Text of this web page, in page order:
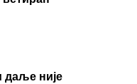
даље није